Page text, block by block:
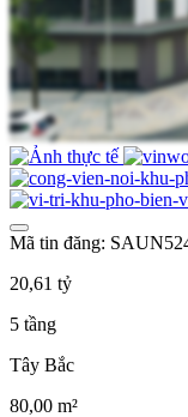
Mã tin đăng:
20,61 tỷ
5 tầng
Tây Bắc
80,00 m²